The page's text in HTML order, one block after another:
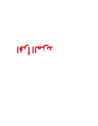
اقرأ المزيد